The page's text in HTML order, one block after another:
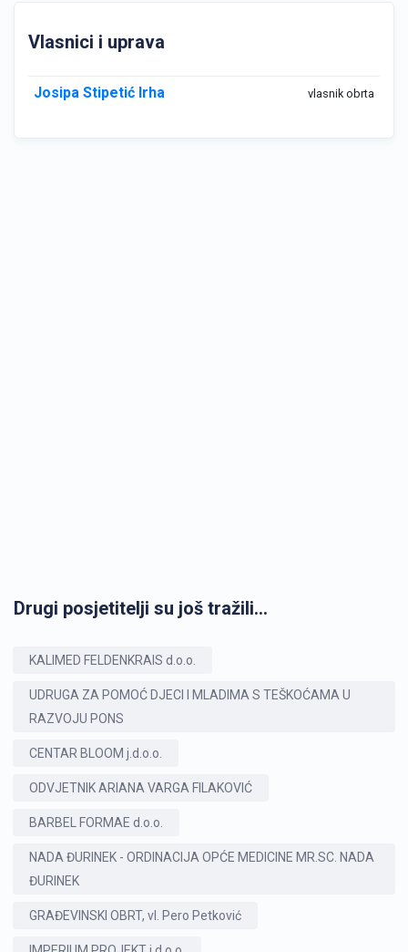
Vlasnici i uprava
Josipa Stipetić Irha vlasnik obrta
Drugi posjetitelji su još tražili...
KALIMED FELDENKRAIS d.o.o.
UDRUGA ZA POMOĆ DJECI I MLADIMA S TEŠKOĆAMA U
RAZVOJU PONS
CENTAR BLOOM j.d.o.o.
ODVJETNIK ARIANA VARGA FILAKOVIĆ
BARBEL FORMAE d.o.o.
NADA ĐURINEK - ORDINACIJA OPĆE MEDICINE MR.SC. NADA
ĐURINEK
GRAĐEVINSKI OBRT, vl. Pero Petković